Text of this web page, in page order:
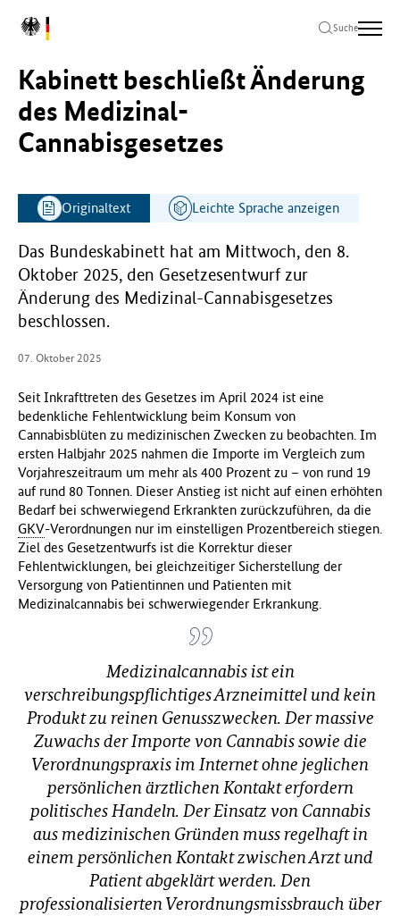
Hauptinhalt
springen
Hauptnavigation
springen
Seitenende
springen
L
o
u
n
d
s
n
i
s
t
e
i
m
f
ü
r
G
e
s
u
n
d
h
e
M
Suche
Kabinett beschließt Änderung
des Medizinal-
Cannabisgesetzes
Originaltext Leichte Sprache anzeigen
Das Bundeskabinett hat am Mittwoch, den 8.
Oktober 2025, den Gesetzesentwurf zur
Änderung des Medizinal-Cannabisgesetzes
beschlossen.
07. Oktober 2025
Seit Inkrafttreten des Gesetzes im April 2024 ist eine
bedenkliche Fehlentwicklung beim Konsum von
Cannabisblüten zu medizinischen Zwecken zu beobachten. Im
ersten Halbjahr 2025 nahmen die Importe im Vergleich zum
Vorjahreszeitraum um mehr als 400 Prozent zu – von rund 19
auf rund 80 Tonnen. Dieser Anstieg ist nicht auf einen erhöhten
Bedarf bei schwerwiegend Erkrankten zurückzuführen, da die
GKV-Verordnungen nur im einstelligen Prozentbereich stiegen.
Ziel des Gesetzentwurfs ist die Korrektur dieser
Fehlentwicklungen, bei gleichzeitiger Sicherstellung der
Versorgung von Patientinnen und Patienten mit
Medizinalcannabis bei schwerwiegender Erkrankung.
Medizinalcannabis ist ein
verschreibungspflichtiges Arzneimittel und kein
Produkt zu reinen Genusszwecken. Der massive
Zuwachs der Importe von Cannabis sowie die
Verordnungspraxis im Internet ohne jeglichen
persönlichen ärztlichen Kontakt erfordern
politisches Handeln. Der Einsatz von Cannabis
aus medizinischen Gründen muss regelhaft in
einem persönlichen Kontakt zwischen Arzt und
Patient abgeklärt werden. Den
professionalisierten Verordnungsmissbrauch über